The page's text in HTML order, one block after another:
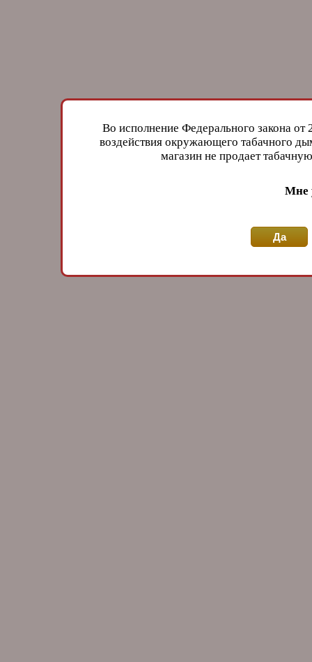
Во исполнение Федерального закона
воздействия окружающего табачного
магазин не продает
Мне
Да